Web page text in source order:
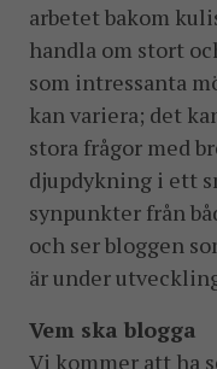
arbetet bakom
handla om stort
som intressanta
kan variera; det
stora frågor med
djupdykning i ett
synpunkter från
och ser bloggen
är under
Vem ska blogga
Vi kommer att ha